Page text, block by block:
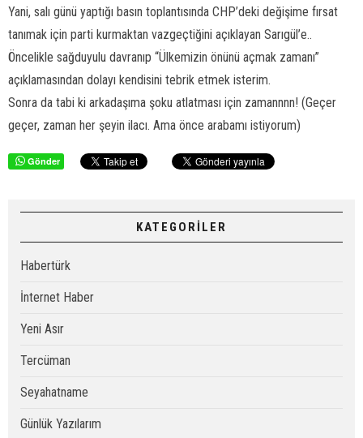
Yani, salı günü yaptığı basın toplantısında CHP’deki değişime fırsat
tanımak için parti kurmaktan vazgeçtiğini açıklayan Sarıgül’e..
Öncelikle sağduyulu davranıp “Ülkemizin önünü açmak zamanı”
açıklamasından dolayı kendisini tebrik etmek isterim.
Sonra da tabi ki arkadaşıma şoku atlatması için zamannnn! (Geçer
geçer, zaman her şeyin ilacı. Ama önce arabamı istiyorum)
Gönder
KATEGORİLER
Habertürk
İnternet Haber
Yeni Asır
Tercüman
Seyahatname
Günlük Yazılarım